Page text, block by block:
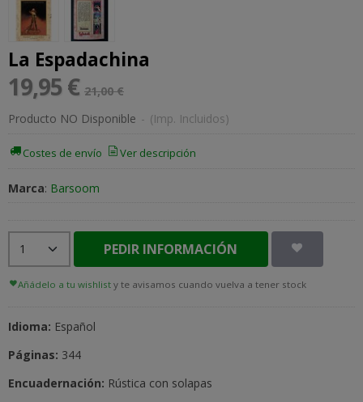
La Espadachina
19,95 € 21,00 €
Producto NO Disponible - (Imp. Incluidos)
Costes de envío Ver descripción
Marca: Barsoom
PEDIR INFORMACIÓN
Añádelo a tu wishlist y te avisamos cuando vuelva a tener stock
Idioma: Español
Páginas: 344
Encuadernación: Rústica con solapas